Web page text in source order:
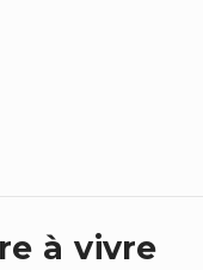
à vivre